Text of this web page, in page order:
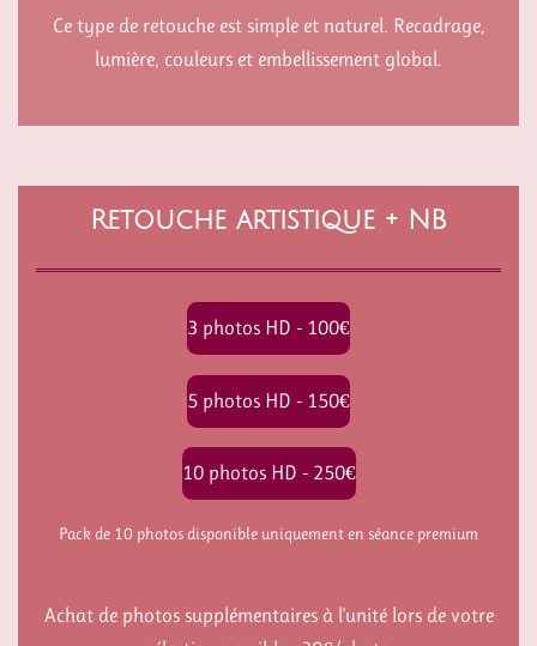
Ce type de retouche est simple et naturel. Recadrage,
lumière, couleurs et embellissement global.
Retouche artistique + NB
3 photos HD - 100€
5 photos HD - 150€
10 photos HD - 250€
Pack de 10 photos disponible uniquement en séance premium
Achat de photos supplémentaires à l'unité lors de votre